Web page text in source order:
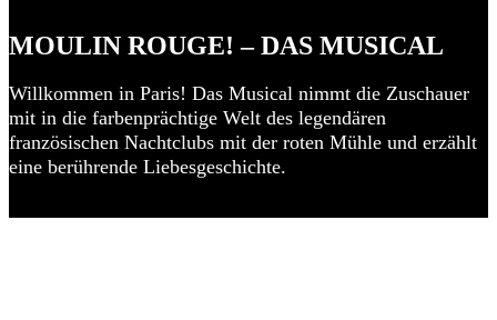
MOULIN ROUGE! – DAS MUSICAL
Willkommen in Paris! Das Musical nimmt die Zuschauer
mit in die farbenprächtige Welt des legendären
französischen Nachtclubs mit der roten Mühle und erzählt
eine berührende Liebesgeschichte.